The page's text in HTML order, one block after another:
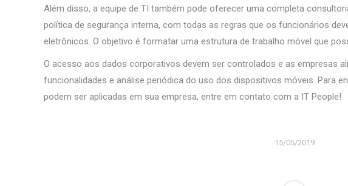
Além disso, a equipe de TI também pode oferecer uma completa
política de segurança interna, com todas as regras que os funcionários
eletrônicos. O objetivo é formatar uma estrutura de trabalho móvel que
O acesso aos dados corporativos devem ser controlados e as empresas
funcionalidades e análise periódica do uso dos dispositivos móveis. Para
podem ser aplicadas em sua empresa, entre em contato com a IT People!
15/05/2019